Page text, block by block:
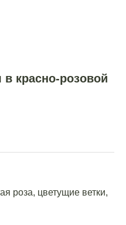
красно-розовой
роза, цветущие ветки,